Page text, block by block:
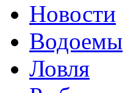
Новости
Водоемы
Ловля